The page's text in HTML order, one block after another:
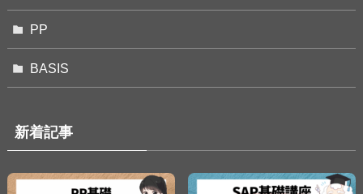
PP
BASIS
新着記事